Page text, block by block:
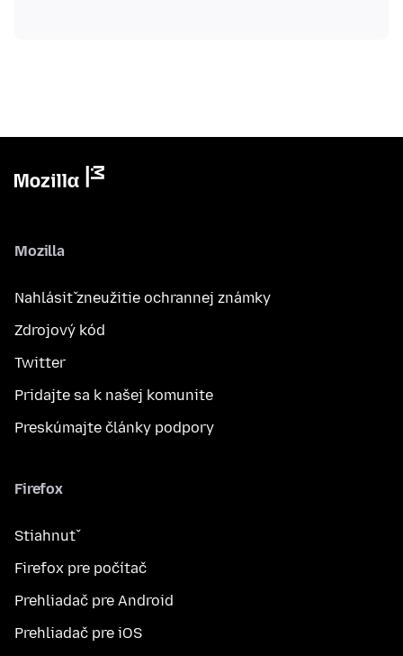
Mozilla
Nahlásiť zneužitie ochrannej známky
Zdrojový kód
Twitter
Pridajte sa k našej komunite
Preskúmajte články podpory
Firefox
Stiahnuť
Firefox pre počítač
Prehliadač pre Android
Prehliadač pre iOS